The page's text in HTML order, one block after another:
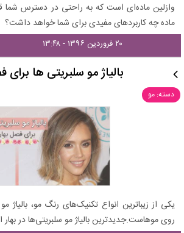
وازلین ماده‌ای است که به راحتی در دسترس شما
ماده چه کاربردهای مفیدی برای شما خواهد داشت؟
۲۰ فروردین ۱۳۹۶ - ۱۳:۴۸
بالیاژ مو سلبریتی ها برای
دسته: مو
یکی از زیباترین انواع تکنیک‌های رنگ مو، بالیاژ
روی موهاست.جدیدترین بالیاژ مو سلبریتی‌ها در بهار